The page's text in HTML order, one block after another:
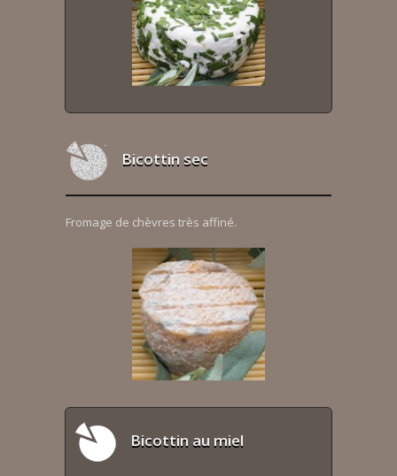
Bicottin sec
Fromage de chèvres très affiné.
Bicottin au miel